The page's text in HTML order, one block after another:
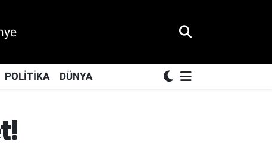
POLİTİKA DÜNYA